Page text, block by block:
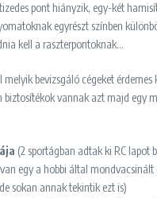
pont hiányzik, egy-két
egyrészt színben
kell a raszterpontoknak…
bevizsgáló cégeket érdemes
vannak azt majd egy
(2 sportágban adtak ki RC lapot
egy a hobbi által mondvacsinált
sokan annak tekintik ezt is)